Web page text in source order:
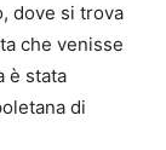
dove si trova
che venisse
è stata
di